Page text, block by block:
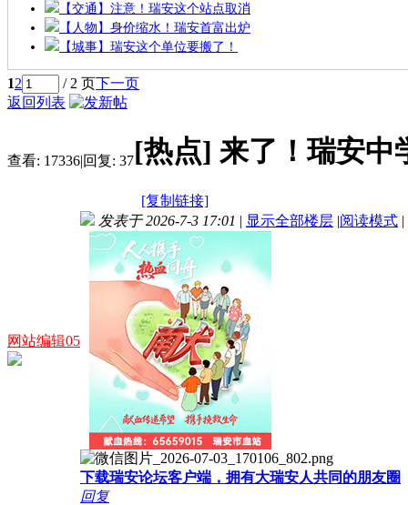
【交通】注意！瑞安这个站点取消
【人物】身价缩水！瑞安首富出炉
【城事】瑞安这个单位要搬了！
12 / 2 页下一页
返回列表
查看: 17336|回复: 37[热点] 来了！瑞安中
[复制链接]
网站编辑05
发表于 2026-7-3 17:01 | 显示全部楼层 |阅读模式 |
下载瑞安论坛客户端，拥有大瑞安人共同的朋友圈
回复